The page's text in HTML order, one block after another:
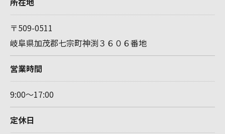
〒509-0511
岐阜県加茂郡七宗町神渕３６０６番地
営業時間
9:00～17:00
定休日